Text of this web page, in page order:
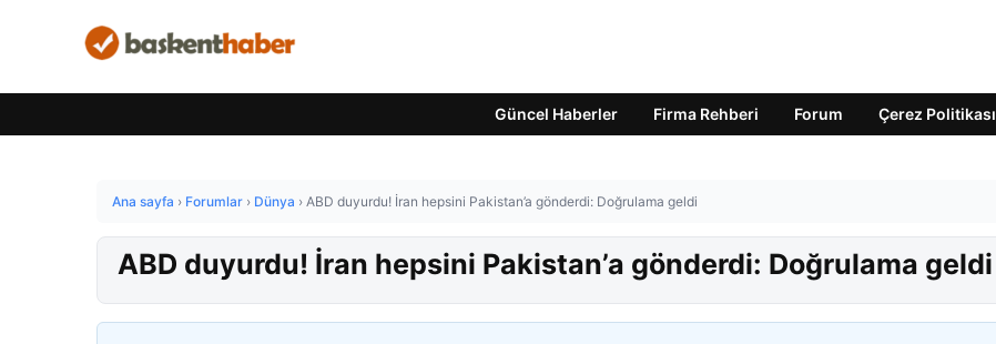
Güncel Haberler Firma Rehberi Forum Çerez Politikası
Ana sayfa › Forumlar › Dünya › ABD duyurdu! İran hepsini Pakistan’a gönderdi: Doğrulama geldi
ABD duyurdu! İran hepsini Pakistan’a gönderdi: Doğrulama geldi